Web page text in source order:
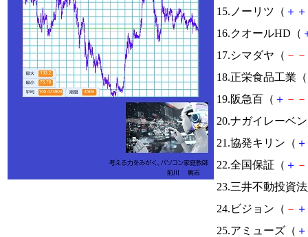
15.ノーリツ（ ＋ ＋
16.クオールHD（
17.シマダヤ（ － －
18.正栄食品工業（
19.阪急百（ ＋ － －
20.ナガイレーベ
21.協発キリン（ ＋
22.全国保証（ ＋ －
23.三井不動投資
24.ビジョン（ － ＋
25.アミューズ（ ＋